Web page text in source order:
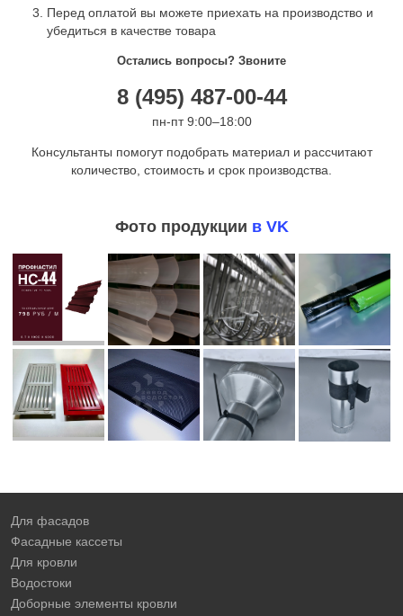
Перед оплатой вы можете приехать на производство и
убедиться в качестве товара
Остались вопросы? Звоните
8 (495) 487-00-44
пн-пт 9:00–18:00
Консультанты помогут подобрать материал и рассчитают
количество, стоимость и срок производства.
Фото продукции в VK
Для фасадов
Фасадные кассеты
Для кровли
Водостоки
Доборные элементы кровли